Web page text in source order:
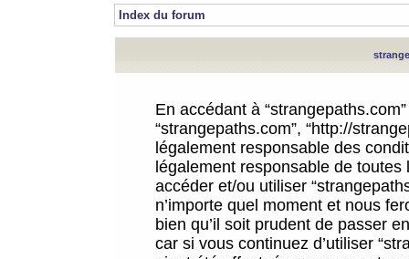
Index du forum
En accédant à
“strangepaths.com”, “http://
légalement responsable des
légalement responsable de
accéder et/ou utiliser
n’importe quel moment et nous
bien qu’il soit prudent de passer
car si vous continuez d’utiliser